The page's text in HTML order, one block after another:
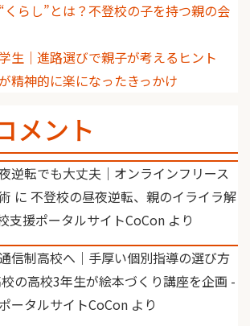
くらし”とは？不登校の子を持つ親の会
生｜進路選びで親子が考えるヒント
精神的に楽になったきっかけ
メント
逆転でも大丈夫｜オンラインフリース
に 不登校の昼夜逆転、親のイライラ解
支援ポータルサイトCoCon より
信制高校へ｜手厚い個別指導の選び方
の高校3年生が絵本づくり講座を企画 -
ータルサイトCoCon より